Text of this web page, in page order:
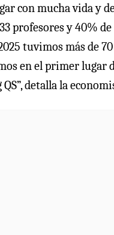
con mucha vida y
profesores y 40%
tuvimos más de
en el primer lugar
detalla la